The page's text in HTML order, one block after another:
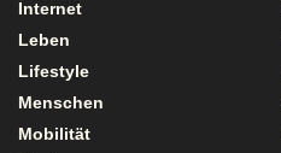
Internet
Leben
Lifestyle
Menschen
Mobilität